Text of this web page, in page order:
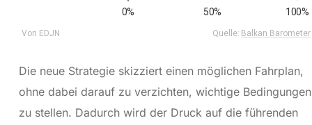
Die neue Strategie skizziert einen möglichen Fahrplan,
ohne dabei darauf zu verzichten, wichtige Bedingungen
zu stellen. Dadurch wird der Druck auf die führenden